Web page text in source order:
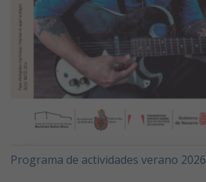
Programa de actividades verano 2026